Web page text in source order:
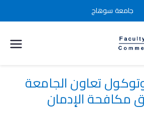
جامعة سوهاج
كلية التجارة
جامعة
سوهاج
تعاون الجامعة
مكافحة الإدمان